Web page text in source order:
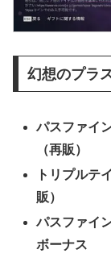
幻想のプラ
パスファイ
（再販）
トリプルテ
販）
パスファイ
ボーナス